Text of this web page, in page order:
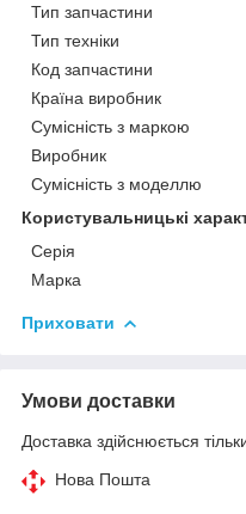
Тип запчастини
Тип техніки
Код запчастини
Країна виробник
Сумісність з маркою
Виробник
Сумісність з моделлю
Користувальницькі
Серія
Марка
Приховати
Умови доставки
Доставка здійснюється
Нова Пошта